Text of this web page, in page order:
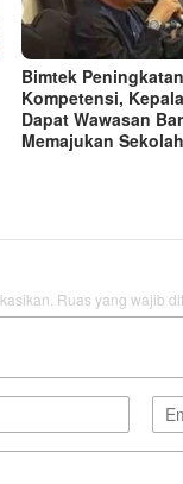
Bimtek Peningkatan
Kompetensi,
Dapat Wawasan
Memajukan Sekolah
Ruas yang wajib